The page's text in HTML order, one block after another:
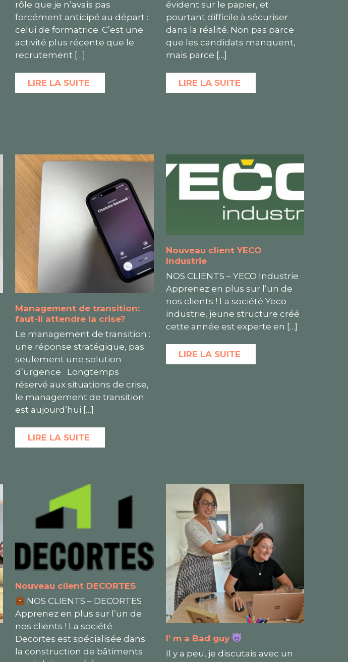
rôle que je n’avais pas
forcément anticipé au départ :
celui de formatrice. C’est une
activité plus récente que le
recrutement […]
LIRE LA SUITE
évident sur le papier, et
pourtant difficile à sécuriser
dans la réalité. Non pas parce
que les candidats manquent,
mais parce […]
LIRE LA SUITE
Management de transition:
faut-il attendre la crise?
Le management de transition :
une réponse stratégique, pas
seulement une solution
d’urgence Longtemps
réservé aux situations de crise,
le management de transition
est aujourd’hui […]
LIRE LA SUITE
Nouveau client YECO
Industrie
NOS CLIENTS – YECO Industrie
Apprenez en plus sur l’un de
nos clients ! La société Yeco
industrie, jeune structure créé
cette année est experte en […]
LIRE LA SUITE
Nouveau client DECORTES
NOS CLIENTS – DECORTES
Apprenez en plus sur l’un de
nos clients ! La société
Decortes est spécialisée dans
la construction de bâtiments
I’ m a Bad guy
Il y a peu, je discutais avec un